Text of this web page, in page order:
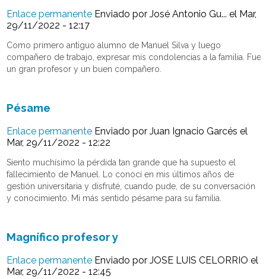
Enlace permanente Enviado porJosé Antonio Gu... el Mar,
29/11/2022 - 12:17
Como primero antiguo alumno de Manuel Silva y luego
compañero de trabajo, expresar mis condolencias a la familia. Fue
un gran profesor y un buen compañero.
Pésame
Enlace permanente Enviado porJuan Ignacio Garcés el
Mar, 29/11/2022 - 12:22
Siento muchísimo la pérdida tan grande que ha supuesto el
fallecimiento de Manuel. Lo conocí en mis últimos años de
gestión universitaria y disfruté, cuando pude, de su conversación
y conocimiento. Mi más sentido pésame para su familia.
Magnífico profesor y
Enlace permanente Enviado porJOSE LUIS CELORRIOel
Mar, 29/11/2022 - 12:45